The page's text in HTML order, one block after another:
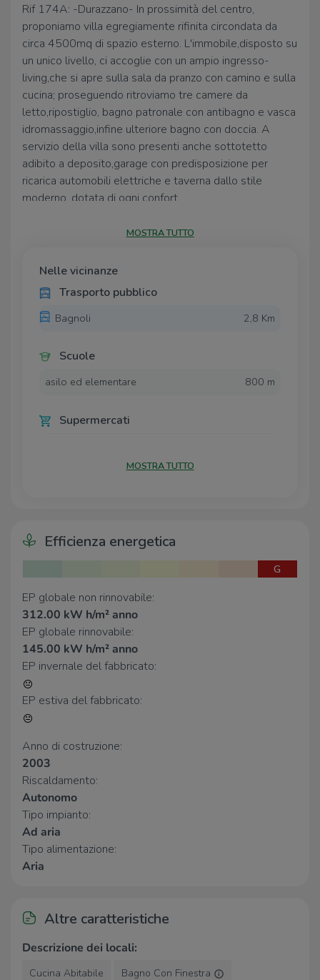
Rif 174A: -Durazzano- In prossimità del centro,
proponiamo villa egregiamente rifinita circondata da
circa 4500mq di spazio esterno. L'immobile,disposto su
un unico livello, ci accoglie con un ampio ingresso-
living,che si apre sulla sala da pranzo con camino e sulla
cucina; proseguendo ritroviamo tre camere da
letto,ripostiglio, bagno patronale con antibagno e vasca
idromassaggio,infine ulteriore bagno con doccia. A
servizio della villa sono presenti anche sottotetto
adibito a deposito,garage con predisposizione per
ricarica automobili elettriche e taverna dallo stile
moderno, dotata di ogni confort.
contattarci allo 0823/953293, allo stesso numero
domenica mattina. Chiusi il lunedì.
MOSTRA TUTTO
Nelle vicinanze
Trasporto pubblico
Bagnoli 2,8 Km
Scuole
asilo ed elementare 800 m
Supermercati
Ristoranti
1,3 Km
Guarda Napoli
Bar Pizzeria La Quercia
MOSTRA TUTTO
Efficienza energetica
G
EP globale non rinnovabile:
312.00 kW h/m² anno
EP globale rinnovabile:
145.00 kW h/m² anno
EP invernale del fabbricato:
EP estiva del fabbricato:
Anno di costruzione:
2003
Riscaldamento:
Autonomo
Tipo impianto:
Ad aria
Tipo alimentazione:
Aria
Altre caratteristiche
Descrizione dei locali:
Cucina Abitabile Bagno Con Finestra